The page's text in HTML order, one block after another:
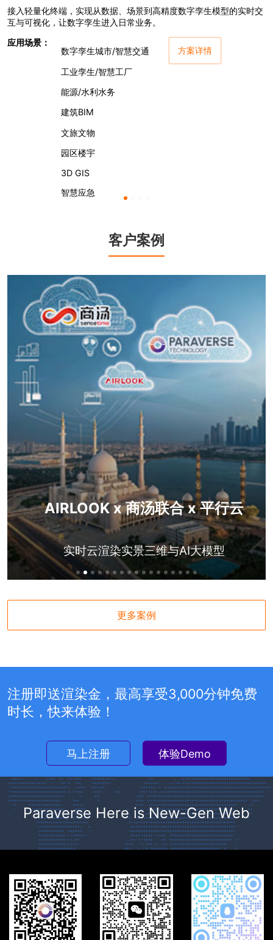
接入轻量化终端，实现从数据、场景到高精度数字孪生模型的实时交
互与可视化，让数字孪生进入日常业务。
应用场景：
数字孪生城市/智慧交通
工业孪生/智慧工厂
能源/水利水务
建筑BIM
文旅文物
园区楼宇
3D GIS
智慧应急
方案详情
客户案例
AIRLOOK x 商汤联合 x 平行云
实时云渲染实景三维与AI大模型
更多案例
注册即送渲染金，最高享受3,000分钟免费
时长，快来体验！
马上注册 体验Demo
Paraverse Here is New-Gen Web